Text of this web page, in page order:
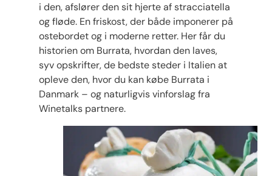
i den, afslører den sit hjerte af stracciatella
og fløde. En friskost, der både imponerer på
ostebordet og i moderne retter. Her får du
historien om Burrata, hvordan den laves,
syv opskrifter, de bedste steder i Italien at
opleve den, hvor du kan købe Burrata i
Danmark – og naturligvis vinforslag fra
Winetalks partnere.